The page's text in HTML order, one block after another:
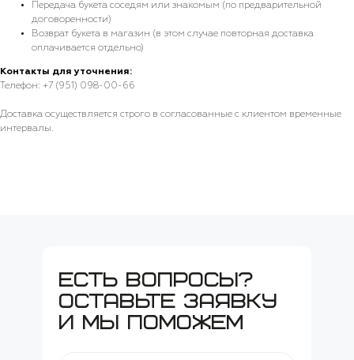
Передача букета соседям или знакомым (по предварительной
договоренности)
Возврат букета в магазин (в этом случае повторная доставка
оплачивается отдельно)
Контакты для уточнения:
Телефон: +7 (951) 098-00-66
Доставка осуществляется строго в согласованные с клиентом временные
интервалы.
есть вопросы?
оставьте заявку
и мы поможем